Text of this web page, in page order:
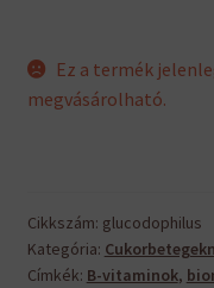
Ez a termék
megvásárolható.
Cikkszám: glucodophilus
Kategória:
Címkék: B-vitaminok,